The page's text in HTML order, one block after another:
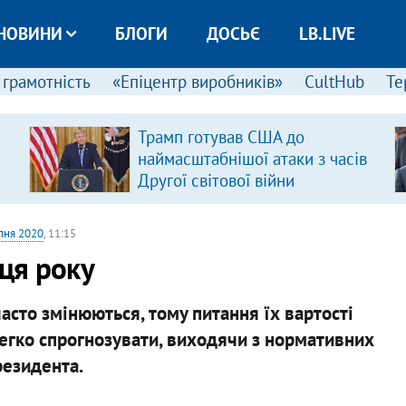
БЛОГИ ДОСЬЄ LB.LIVE
«Епіцентр виробників» CultHub
Трамп готував США до
наймасштабнішої атаки з часів
Другої світової війни
2020, 11:15
року
змінюються, тому питання їх вартості
спрогнозувати, виходячи з нормативних